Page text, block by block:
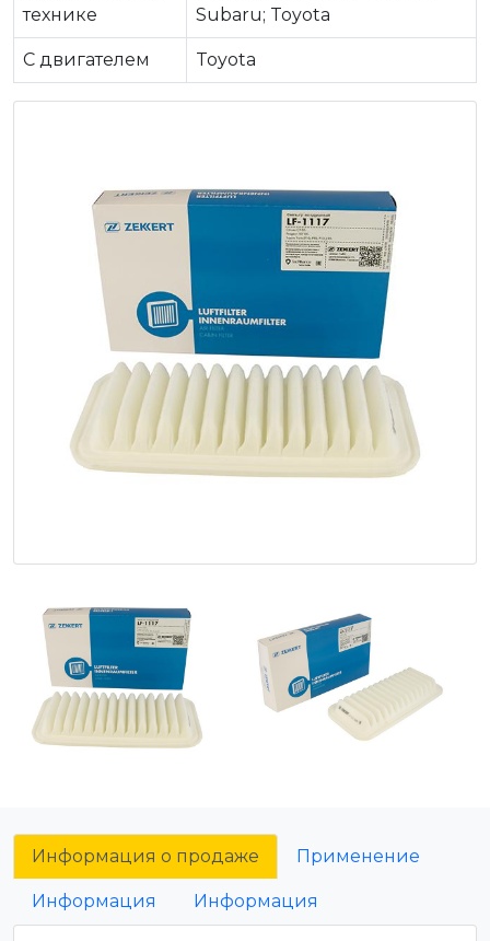
технике
Subaru; Toyota
C двигателем Toyota
Информация о продаже Применение
Информация Информация